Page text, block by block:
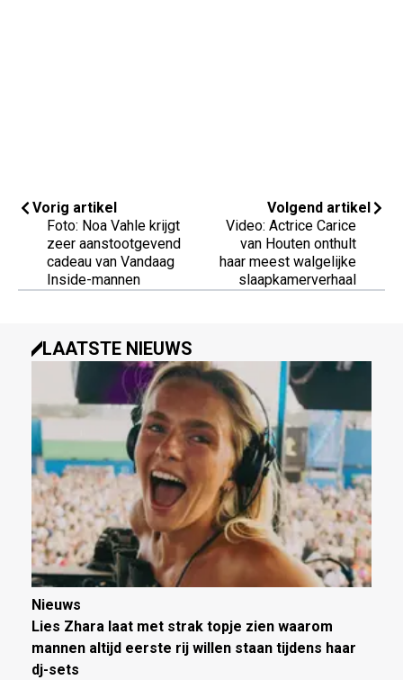
Vorig artikel
Foto: Noa Vahle krijgt
zeer aanstootgevend
cadeau van Vandaag
Inside-mannen
Volgend artikel
Video: Actrice Carice
van Houten onthult
haar meest walgelijke
slaapkamerverhaal
LAATSTE NIEUWS
Nieuws
Lies Zhara laat met strak topje zien waarom
mannen altijd eerste rij willen staan tijdens haar
dj-sets